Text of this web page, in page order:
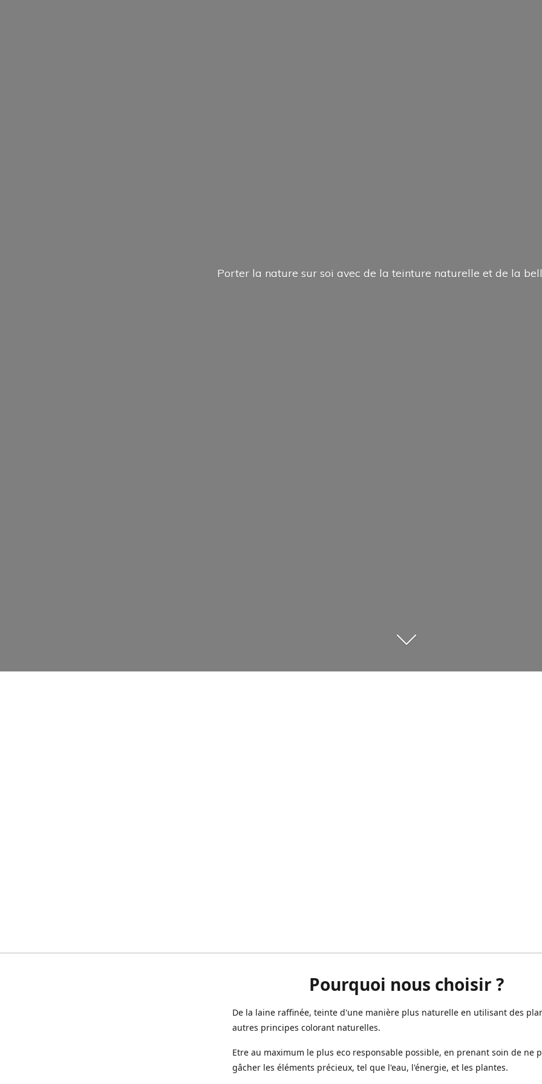
Porter la nature sur soi avec de la teinture naturelle et de la
Pourquoi nous choisir ?
De la laine raffinée, teinte d'une manière plus naturelle en utilisant des
autres principes colorant naturelles.
Etre au maximum le plus eco responsable possible, en prenant soin de ne
gâcher les éléments précieux, tel que l'eau, l'énergie, et les plantes.